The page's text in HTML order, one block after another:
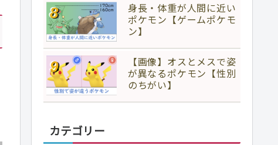
身長・体重が人間に近い
ポケモン【ゲームポケモ
ン】
【画像】オスとメスで姿
が異なるポケモン【性別
のちがい】
カテゴリー